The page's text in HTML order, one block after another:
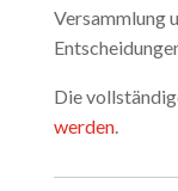
Versammlung
Die
werden.